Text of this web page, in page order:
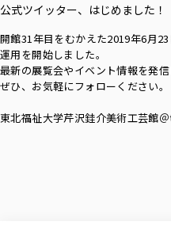
公式ツイッター、はじめました！
開館31年目をむかえた2019年6月
運用を開始しました。
最新の展覧会やイベント情報を発信
ぜひ、お気軽にフォローください。
東北福祉大学芹沢銈介美術工芸館